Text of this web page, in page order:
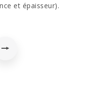
et épaisseur).